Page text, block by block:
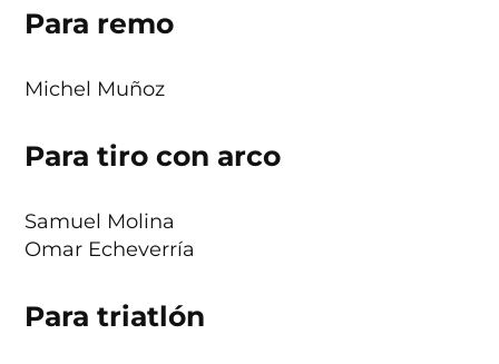
Para remo
Michel Muñoz
Para tiro con arco
Samuel Molina
Omar Echeverría
Para triatlón